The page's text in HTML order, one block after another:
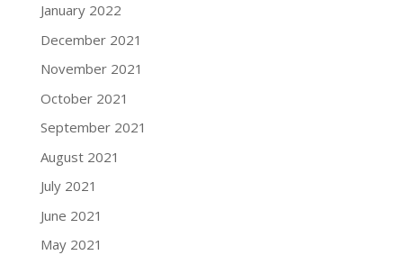
January 2022
December 2021
November 2021
October 2021
September 2021
August 2021
July 2021
June 2021
May 2021